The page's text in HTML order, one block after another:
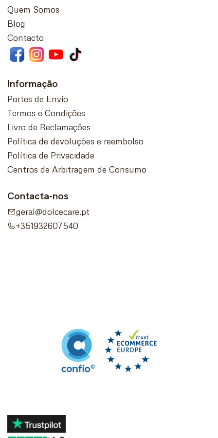
Quem Somos
Blog
Contacto
Informação
Portes de Envio
Termos e Condições
Livro de Reclamações
Política de devoluções e reembolso
Política de Privacidade
Centros de Arbitragem de Consumo
Contacta-nos
geral@dolcecare.pt
+351932607540